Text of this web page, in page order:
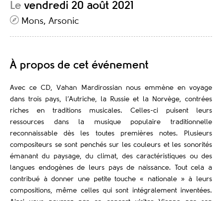
Le vendredi 20 août 2021
Mons, Arsonic
À propos de cet événement
Avec ce CD, Vahan Mardirossian nous emmène en voyage
dans trois pays, l’Autriche, la Russie et la Norvège, contrées
riches en traditions musicales. Celles-ci puisent leurs
ressources dans la musique populaire traditionnelle
reconnaissable dès les toutes premières notes. Plusieurs
compositeurs se sont penchés sur les couleurs et les sonorités
émanant du paysage, du climat, des caractéristiques ou des
langues endogènes de leurs pays de naissance. Tout cela a
contribué à donner une petite touche « nationale » à leurs
compositions, même celles qui sont intégralement inventées.